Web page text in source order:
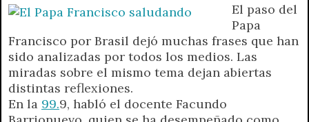
d
l
y
El paso del
Papa
Francisco por Brasil dejó muchas frases que han
sido analizadas por todos los medios. Las
miradas sobre el mismo tema dejan abiertas
distintas reflexiones.
En la 99.9, habló el docente Facundo